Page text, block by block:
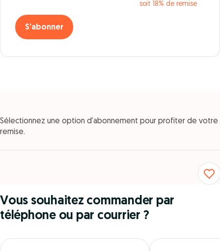
soit 18% de remise
S'abonner
Sélectionnez une option d'abonnement pour profiter de votre
remise.
Vous souhaitez commander par
téléphone ou par courrier ?